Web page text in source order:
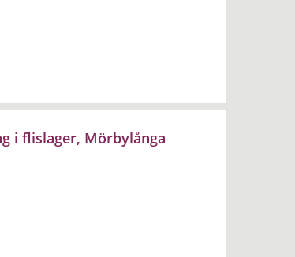
i flislager, Mörbylånga